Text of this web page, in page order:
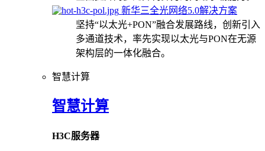
新华三全光网络5.0解决方案
坚持“以太光+PON”融合发展路线，创新引入
多通道技术，率先实现以太光与PON在无源
架构层的一体化融合。
智慧计算
智慧计算
H3C服务器